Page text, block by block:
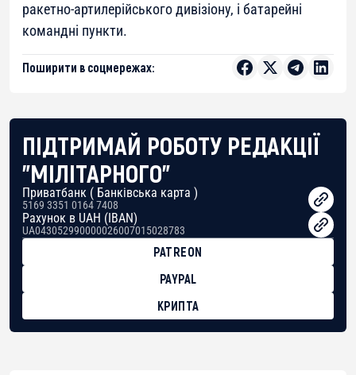
ракетно-артилерійського дивізіону, і батарейні
командні пункти.
Поширити в соцмережах:
ПІДТРИМАЙ РОБОТУ РЕДАКЦІЇ
"МІЛІТАРНОГО"
Приватбанк ( Банківська карта )
5169 3351 0164 7408
Рахунок в UAH (IBAN)
UA043052990000026007015028783
PATREON
PAYPAL
КРИПТА